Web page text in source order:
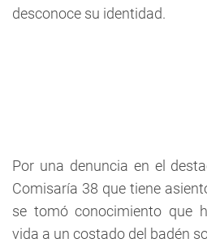
desconoce su identidad.
Por una denuncia en el
Comisaría 38 que tiene
se tomó conocimiento que
vida a un costado del badén